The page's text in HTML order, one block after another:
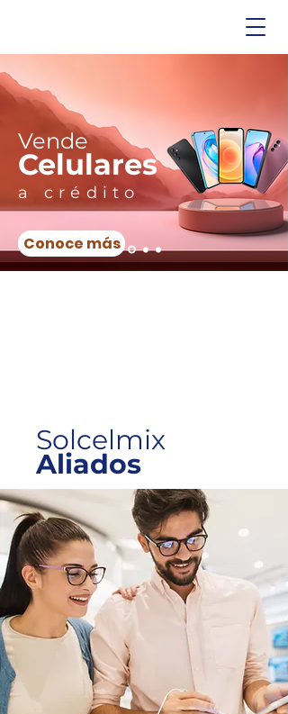
Vende
Celulares
a crédito
Conoce más
Solcelmix
Aliados